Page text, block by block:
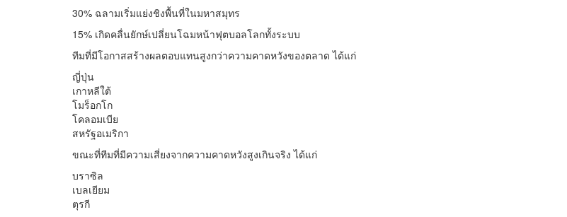
30% ฉลามเริ่มแย่งชิงพื้นที่ในมหาสมุทร
15% เกิดคลื่นยักษ์เปลี่ยนโฉมหน้าฟุตบอลโลกทั้งระบบ
ทีมที่มีโอกาสสร้างผลตอบแทนสูงกว่าความคาดหวังของตลาด ได้แก่
ญี่ปุ่น
เกาหลีใต้
โมร็อกโก
โคลอมเบีย
สหรัฐอเมริกา
ขณะที่ทีมที่มีความเสี่ยงจากความคาดหวังสูงเกินจริง ได้แก่
บราซิล
เบลเยียม
ตุรกี